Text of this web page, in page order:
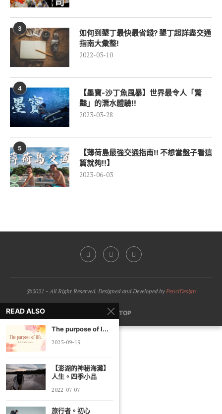
3
如何到墾丁最快最省錢? 墾丁超詳盡交通
指南大彙整!
2022-03-10
4
【墨寶-沙丁魚風暴】世界最令人「驚
豔」的潛水體驗!!
2023-03-28
5
【薄荷島最強交通指南!! 不想當盤子看這
篇就夠!!】
2023-06-03
@2021 - All Right Reserved. Designed and Developed by PenciDesign
BACK TO TOP
READ ALSO
The purpose of l...
2025-09-19
【澎湖的神秘海灘】
人生。四季小品
2022-07-07
旅行者。初心